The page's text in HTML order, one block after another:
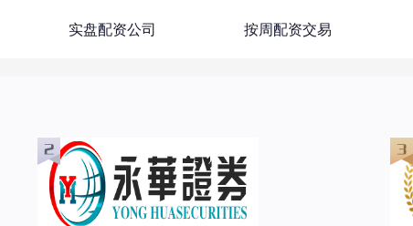
实盘配资公司 按周配资交易